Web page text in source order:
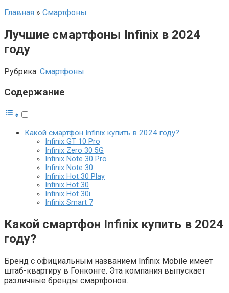
Главная » Смартфоны
Лучшие смартфоны Infinix в 2024
году
Рубрика: Смартфоны
Содержание
Какой смартфон Infinix купить в 2024 году?
Infinix GT 10 Pro
Infinix Zero 30 5G
Infinix Note 30 Pro
Infinix Note 30
Infinix Hot 30 Play
Infinix Hot 30
Infinix Hot 30i
Infinix Smart 7
Какой смартфон Infinix купить в 2024
году?
Бренд с официальным названием Infinix Mobile имеет
штаб-квартиру в Гонконге. Эта компания выпускает
различные бренды смартфонов.